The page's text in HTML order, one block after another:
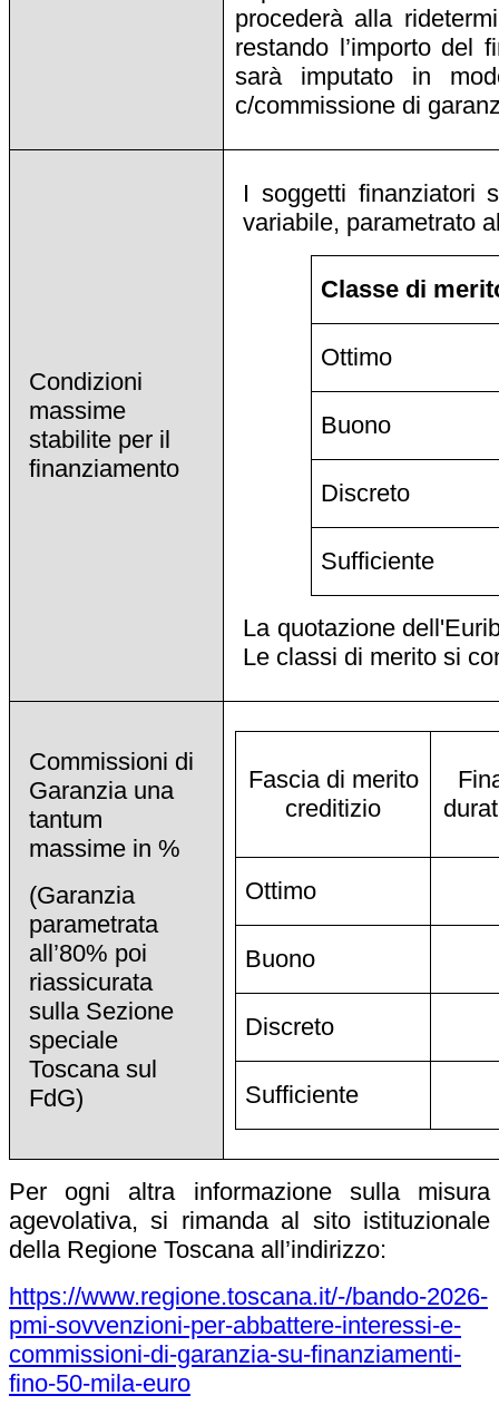
procederà alla
restando l’importo del
sarà imputato in
c/commissione di
Condizioni
massime
stabilite per il
finanziamento
I soggetti finanziatori
variabile, parametrato
Classe di
Ottimo
Buono
Discreto
Sufficiente
La quotazione
Le classi di merito si
Commissioni di
Garanzia una
tantum
massime in %
(Garanzia
parametrata
all’80% poi
riassicurata
sulla Sezione
speciale
Toscana sul
FdG)
Fascia di merito
creditizio
Ottimo
Buono
Discreto
Sufficiente
Per ogni altra informazione sulla misura
agevolativa, si rimanda al sito istituzionale
della Regione Toscana all’indirizzo:
https://www.regione.toscana.it/-/bando-2026-
pmi-sovvenzioni-per-abbattere-interessi-e-
commissioni-di-garanzia-su-finanziamenti-
fino-50-mila-euro